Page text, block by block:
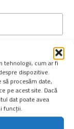
tehnologii, cum ar fi
dispozitive.
procesăm date,
pe acest site. Dacă
dat poate avea
funcții.